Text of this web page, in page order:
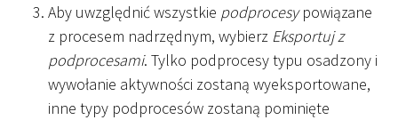
Aby uwzględnić wszystkie podprocesypowiązane
z procesem nadrzędnym, wybierz Eksportuj z
podprocesami. Tylko podprocesy typu osadzony i
wywołanie aktywności zostaną wyeksportowane,
inne typy podprocesów zostaną pominięte